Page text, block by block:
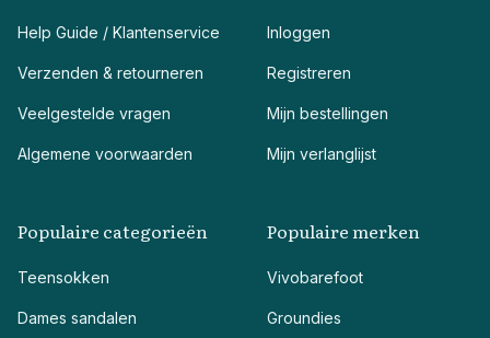
Help Guide / Klantenservice
Verzenden & retourneren
Veelgestelde vragen
Algemene voorwaarden
Inloggen
Registreren
Mijn bestellingen
Mijn verlanglijst
Populaire categorieën
Teensokken
Dames sandalen
Populaire merken
Vivobarefoot
Groundies